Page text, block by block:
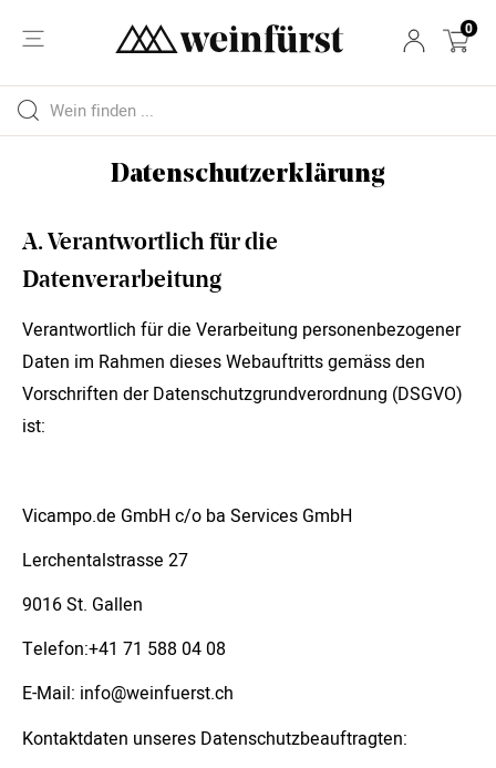
0
Datenschutzerklärung
A. Verantwortlich für die
Datenverarbeitung
Verantwortlich für die Verarbeitung personenbezogener
Daten im Rahmen dieses Webauftritts gemäss den
Vorschriften der Datenschutzgrundverordnung (DSGVO)
ist:
Vicampo.de GmbH c/o ba Services GmbH
Lerchentalstrasse 27
9016 St. Gallen
Telefon:+41 71 588 04 08
E-Mail: info@weinfuerst.ch
Kontaktdaten unseres Datenschutzbeauftragten: